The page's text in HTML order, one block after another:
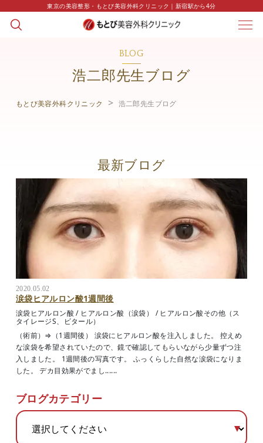
東京の美容整形・もとび美容外科クリニック｜新宿駅から4分
BLOG
浩二郎先生ブログ
もとび美容外科クリニック 浩二郎先生ブログ
最新ブログ
2020.05.02
涙袋ヒアルロン酸1週間後
涙袋ヒアルロン酸 / ヒアルロン酸（涙袋） / ヒアルロン酸その他（ス
タイレージS、ビタール）
（術前）⇒（1週間後） 涙袋にヒアルロン酸を注入しました。 控えめ
な涙袋を希望されていたので、鏡で確認してもらいながら少量ずつ注
入しました。 1週間後の写真です。 ふっくらした自然な涙袋になりま
した。 デカ目効果がでまし......
ブログカテゴリー